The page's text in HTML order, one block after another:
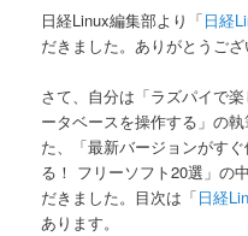
日経Linux編集部より「日経
だきました。ありがとうござ
さて、自分は「ラズパイで
ータベースを操作する」の
た、「最新バージョンがす
る！ フリーソフト20選」の
だきました。目次は「日経
あります。